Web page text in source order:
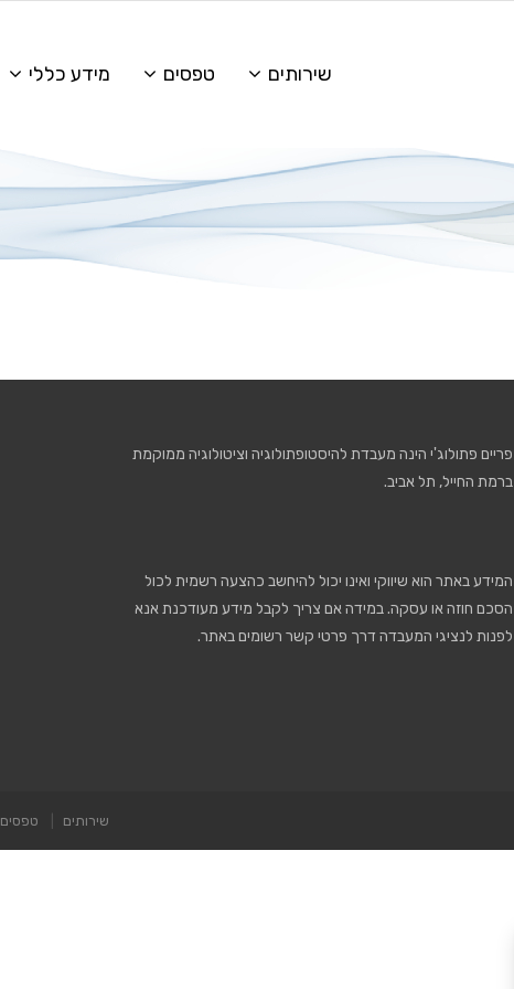
שירותים טפסים מידע כללי
פריים פתולוג'י הינה מעבדת להיסטופתולוגיה וציטולוגיה ממוקמת
ברמת החייל, תל אביב.
המידע באתר הוא שיווקי ואינו יכול להיחשב כהצעה רשמית לכול
הסכם חוזה או עסקה. במידה אם צריך לקבל מידע מעודכנת אנא
לפנות לנציגי המעבדה דרך פרטי קשר רשומים באתר.
שירותים טפסים